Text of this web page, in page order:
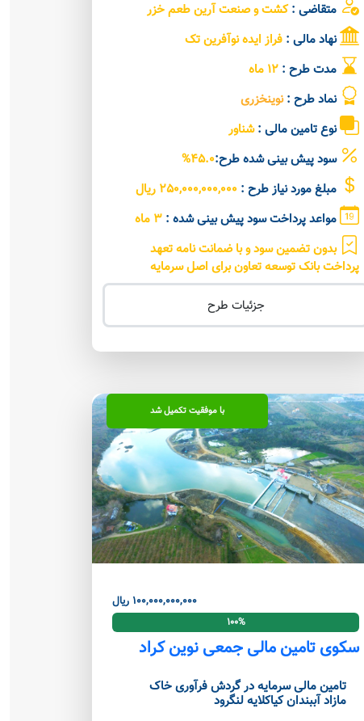
متقاضی :کشت و صنعت آرین طعم خزر
نهاد مالی : فراز ایده نوآفرین تک
مدت طرح : 12 ماه
نماد طرح : نوینخزری
نوع تامین مالی :شناور
سود پیش بینی شده طرح:45.0%
مبلغ مورد نیاز طرح : 250,000,000,000 ریال
مواعد پرداخت سود پیش بینی شده :
بدون تضمین سود و با ضمانت نامه تعهد
پرداخت بانک توسعه تعاون برای اصل سرمایه
جزئیات طرح
با موفقیت تکمیل شد
100,000,000,000 ریال
100%
سکوی تامین مالی جمعی نوین کراد
تامین مالی سرمایه در گردش فرآوری خاک
مازاد آببندان کیاکلایه لنگرود